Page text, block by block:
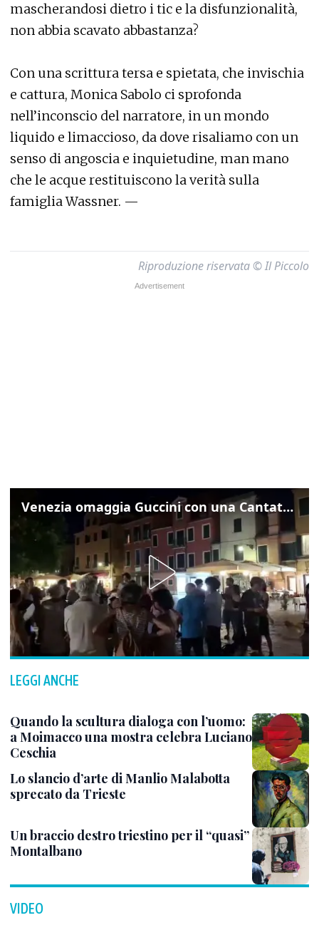
mascherandosi dietro i tic e la disfunzionalità,
non abbia scavato abbastanza?
Con una scrittura tersa e spietata, che invischia
e cattura, Monica Sabolo ci sprofonda
nell’inconscio del narratore, in un mondo
liquido e limaccioso, da dove risaliamo con un
senso di angoscia e inquietudine, man mano
che le acque restituiscono la verità sulla
famiglia Wassner. —
Riproduzione riservata © Il Piccolo
Venezia omaggia Guccini con una Cantata Anarchica in campo Santa Margherita
LEGGI ANCHE
Quando la scultura dialoga con l’uomo:
a Moimacco una mostra celebra Luciano
Ceschia
Lo slancio d’arte di Manlio Malabotta
sprecato da Trieste
Un braccio destro triestino per il “quasi”
Montalbano
VIDEO